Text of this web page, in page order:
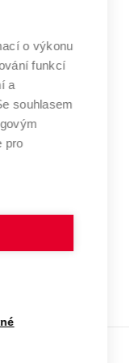
o výkonu
funkcí
a
souhlasem
pro